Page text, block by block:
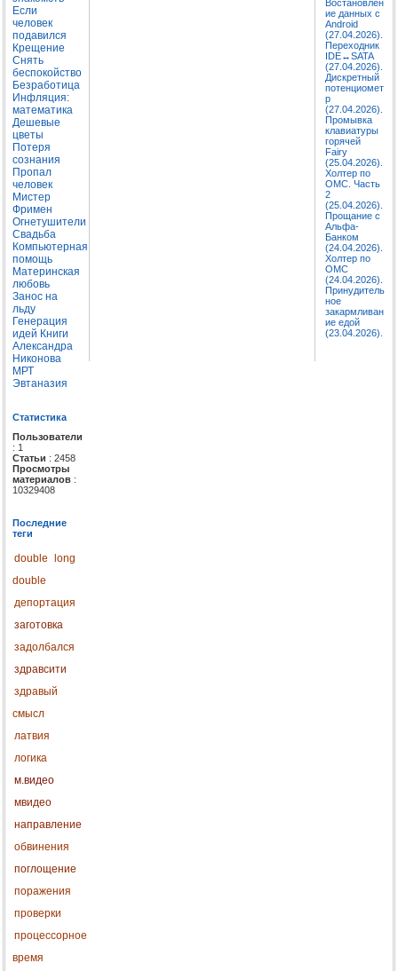
Если
человек
подавился
Крещение
Снять
беспокойство
Безработица
Инфляция:
математика
Дешевые
цветы
Потеря
сознания
Пропал
человек
Мистер
Фримен
Огнетушители
Свадьба
Компьютерная
помощь
Материнская
любовь
Занос на
льду
Генерация
идей Книги
Александра
Никонова
МРТ
Эвтаназия
Статистика
Пользователи
: 1
Статьи : 2458
Просмотры
материалов :
10329408
Последние
теги
double
long
double
депортация
заготовка
задолбался
здравсити
здравый
смысл
латвия
логика
м.видео
мвидео
направление
обвинения
поглощение
поражения
проверки
процессорное
время
Востановлен
ие данных с
Android
(27.04.2026).
Переходник
IDE↔SATA
(27.04.2026).
Дискретный
потенциомет
р
(27.04.2026).
Промывка
клавиатуры
горячей
Fairy
(25.04.2026).
Холтер по
ОМС. Часть
2
(25.04.2026).
Прощание с
Альфа-
Банком
(24.04.2026).
Холтер по
ОМС
(24.04.2026).
Принудитель
ное
закармливан
ие едой
(23.04.2026).